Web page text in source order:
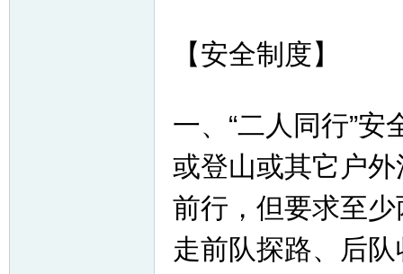
【安全制度】
一、“二人同行”
或登山或其它户
前行，但要求至
走前队探路、后